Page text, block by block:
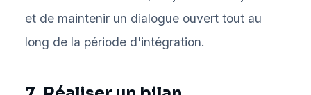
et de maintenir un dialogue ouvert tout au
long de la période d'intégration.